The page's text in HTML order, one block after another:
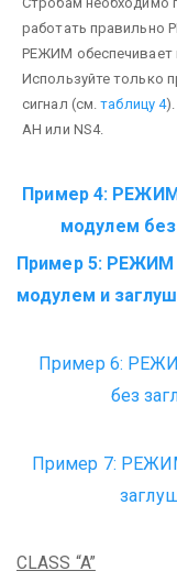
работать правильно
РЕЖИМ обеспечивает
Используйте только
сигнал (см.таблицу 4
AH или NS4.
Пример 4: РЕЖИМ
модулем
Пример 5: РЕЖИМ
модулем и
Пример 6:
без
Пример 7:
CLASS “A”